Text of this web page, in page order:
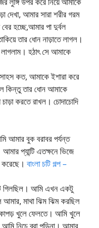
দেখা, আমার সারা শরীর গরম
হচ্ছে,আমার পা দুর্বল
তার ধোন নাড়াতে লাগল।
হঠাৎ সে আমাকে
কত, আমাকে ইশারা করে
কিন্তু তার ধোন আমাকে
করতে রাখল। চোদাচোদি
আমার বুক বরাবর পর্যন্ত
প্যান্টি এতক্ষনে ভিজে
করেছে। বাংলা চটি গল্প –
গিলছিল। আমি এখন একটু
মাথা ঝিম ঝিম করছিল
খুলে ফেলতে। আমি খুলে